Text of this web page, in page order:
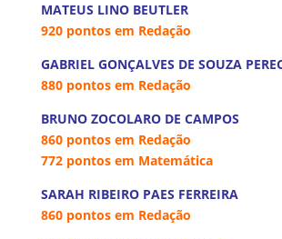
MATEUS LINO BEUTLER
920 pontos em Redação
GABRIEL GONÇALVES DE SOUZA
880 pontos em Redação
BRUNO ZOCOLARO DE CAMPOS
860 pontos em Redação
772 pontos em Matemática
SARAH RIBEIRO PAES FERREIRA
860 pontos em Redação